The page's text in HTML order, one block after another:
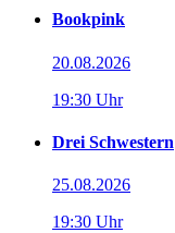
Bookpink
20.08.2026
19:30 Uhr
Drei Schwestern
25.08.2026
19:30 Uhr